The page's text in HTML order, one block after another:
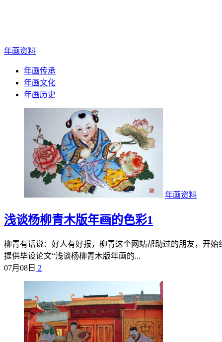
年画资料
年画传承
年画文化
年画历史
年画资料
浅谈杨柳青木版年画的色彩1
柳青有话说：好人有好报，柳青这个网站帮助过的朋友，开
提供毕设论文“浅谈杨柳青木版年画的...
07月08日 2